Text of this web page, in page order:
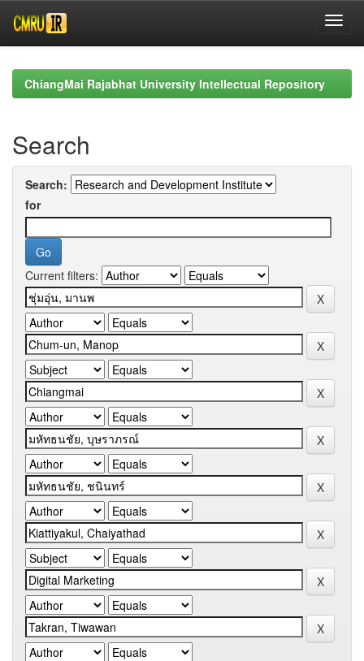
navigationChiangMai Rajabhat University Intellectual Repository
Search
Search:
for
Current filters: